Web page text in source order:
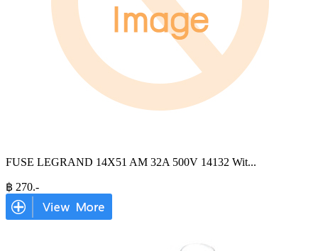
FUSE LEGRAND 14X51 AM 32A 500V 14132 Wit...
฿ 270.-